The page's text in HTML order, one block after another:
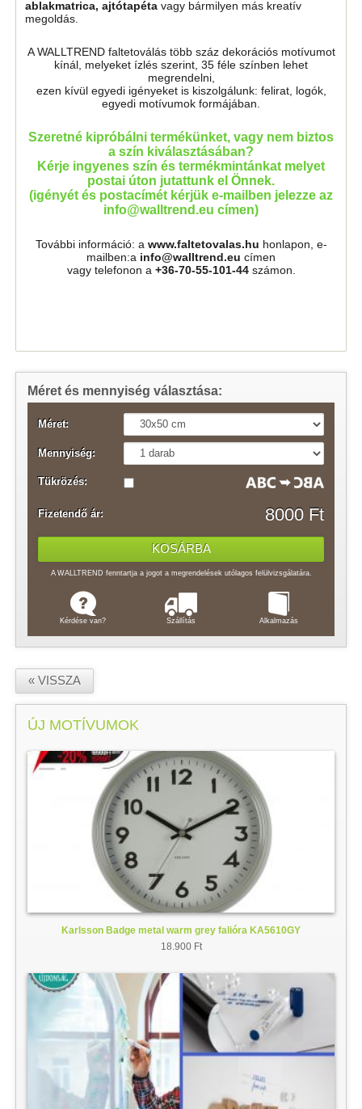
ablakmatrica, ajtótapéta vagy bármilyen más kreatív
megoldás.
A WALLTREND faltetoválás több száz dekorációs motívumot
kínál, melyeket ízlés szerint, 35 féle színben lehet
megrendelni,
ezen kívül egyedi igényeket is kiszolgálunk: felirat, logók,
egyedi motívumok formájában.
Szeretné kipróbálni termékünket, vagy nem biztos
a szín kiválasztásában?
Kérje ingyenes szín és termékmintánkat melyet
postai úton jutattunk el Önnek.
(igényét és postacímét kérjük e-mailben jelezze az
info@walltrend.eu címen)
További információ: a www.faltetovalas.hu honlapon, e-
mailben:a info@walltrend.eu címen
vagy telefonon a +36-70-55-101-44 számon.
Méret és mennyiség választása:
Méret:
Mennyiség:
Tükrözés:
Fizetendő ár: 8000 Ft
A WALLTREND fenntartja a jogot a megrendelések utólagos felülvizsgálatára.
Kérdése van? Szállítás Alkalmazás
« VISSZA
ÚJ MOTÍVUMOK
Karlsson Badge metal warm grey falióra KA5610GY
18.900 Ft